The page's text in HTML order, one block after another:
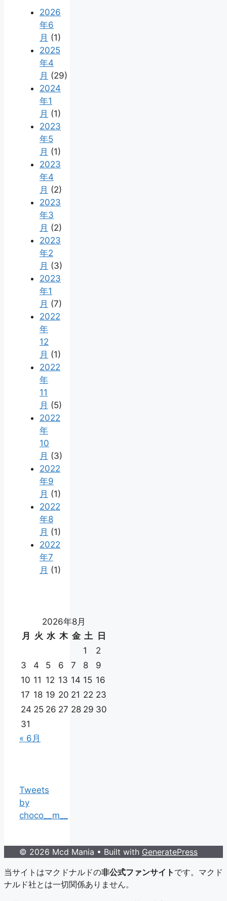
2026
年6
月 (1)
2025
年4
月 (29)
2024
年1
月 (1)
2023
年5
月 (1)
2023
年4
月 (2)
2023
年3
月 (2)
2023
年2
月 (3)
2023
年1
月 (7)
2022
年
12
月 (1)
2022
年
11
月 (5)
2022
年
10
月 (3)
2022
年9
月 (1)
2022
年8
月 (1)
2022
年7
月 (1)
2026年8月
月
火 水 木 金 土
日
1
2
3
4 5 6 7 8
9
10 11 12 13 14 15 16
17 18 19 20 21 22 23
24 25 26 27 28 29 30
31
« 6月
Tweets
by
choco__m__
© 2026 Mcd Mania • Built with GeneratePress
当サイトはマクドナルドの非公式ファンサイト です。マクド
ナルド社とは一切関係ありません。